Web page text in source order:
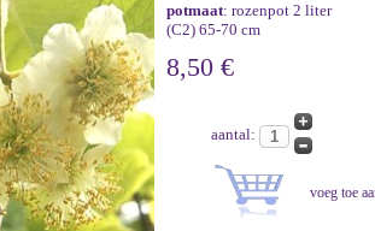
potmaat: rozenpot 2 liter
(C2) 65-70 cm
8,50 €
aantal: